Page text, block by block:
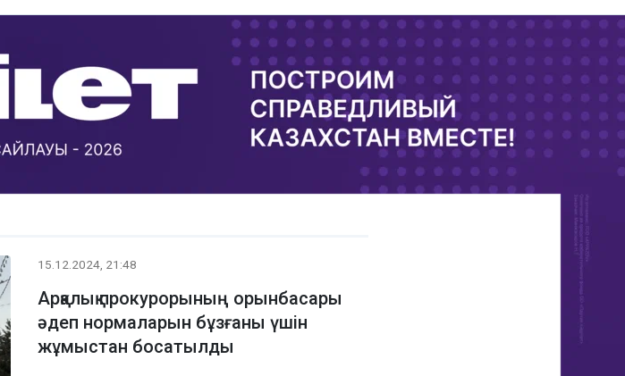
15.12.2024, 21:48
Арқалық прокурорының орынбасары
әдеп нормаларын бұзғаны үшін
жұмыстан босатылды